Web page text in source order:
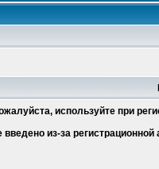
используйте при
введено из-за